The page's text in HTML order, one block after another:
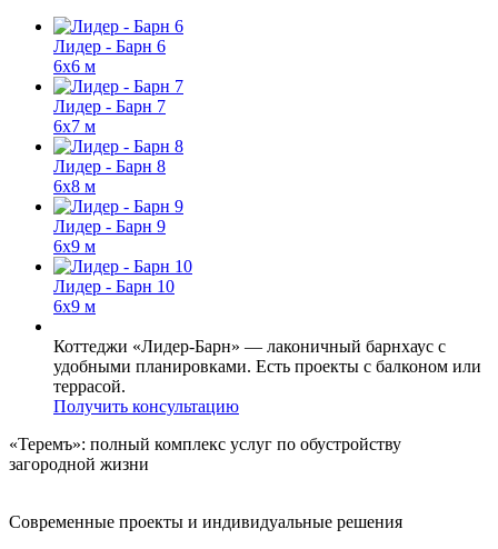
Лидер - Барн 6
6x6 м
Лидер - Барн 7
6x7 м
Лидер - Барн 8
6x8 м
Лидер - Барн 9
6x9 м
Лидер - Барн 10
6x9 м
Коттеджи «Лидер-Барн» — лаконичный барнхаус с
удобными планировками. Есть проекты с балконом или
террасой.
Получить консультацию
«Теремъ»: полный комплекс услуг по обустройству
загородной жизни
Современные проекты и индивидуальные решения